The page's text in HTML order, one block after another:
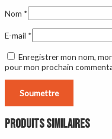
Nom *
E-mail *
Enregistrer mon nom,
pour mon prochain
Produits similaires